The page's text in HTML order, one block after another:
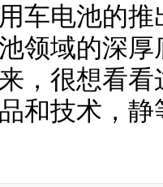
车电池的
领域的深
，很想看
和技术，